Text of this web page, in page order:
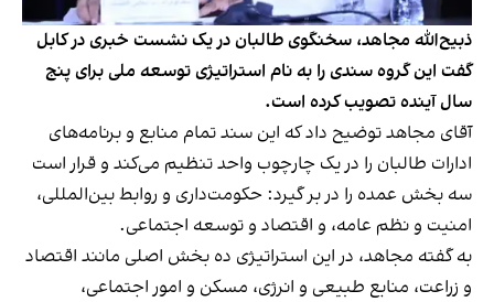
ذبیح‌الله مجاهد، سخنگوی طالبان در یک نشست خبری در کابل
گفت این گروه سندی را به نام استراتیژی توسعه ملی برای پنج
سال آینده تصویب کرده است.
آقای مجاهد توضیح داد که این سند تمام منابع و برنامه‌های
ادارات طالبان را در یک چارچوب واحد تنظیم می‌کند و قرار است
سه بخش عمده را در بر گیرد: حکومت‌داری و روابط بین‌المللی،
امنیت و نظم عامه، و اقتصاد و توسعه اجتماعی.
به گفته مجاهد، در این استراتیژی ده بخش اصلی مانند اقتصاد
و زراعت، منابع طبیعی و انرژی، مسکن و امور اجتماعی،